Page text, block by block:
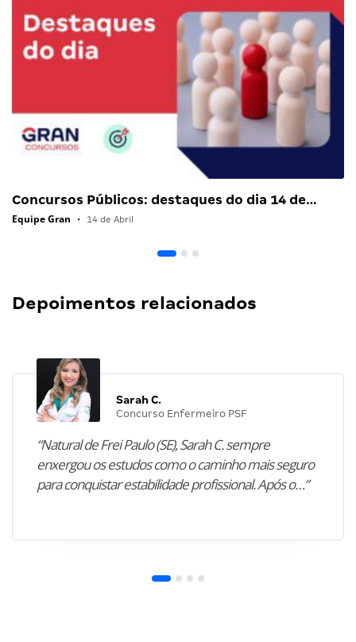
Concursos Públicos: destaques do dia 14 de…
Equipe Gran • 14 de Abril
Depoimentos relacionados
Sarah C.
Concurso Enfermeiro PSF
“Natural de Frei Paulo (SE), Sarah C. sempre
enxergou os estudos como o caminho mais seguro
para conquistar estabilidade profissional. Após o…”